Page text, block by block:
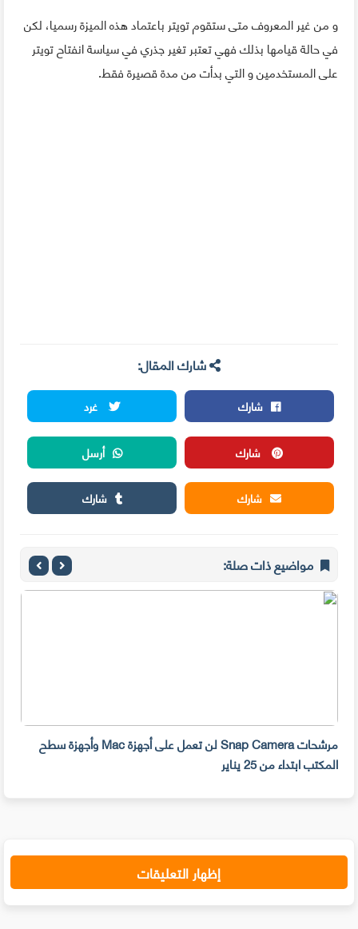
و من غير المعروف متى ستقوم تويتر باعتماد هذه الميزة رسميا، لكن
في حالة قيامها بذلك فهي تعتبر تغير جذري في سياسة انفتاح تويتر
على المستخدمين و التي بدأت من مدة قصيرة فقط.
شارك المقال:
شارك
غرد
شارك
أرسل
شارك
شارك
مواضيع ذات صلة:
مرشحات Snap Camera لن تعمل على أجهزة Mac وأجهزة سطح
المكتب ابتداء من 25 يناير
إظهار التعليقات